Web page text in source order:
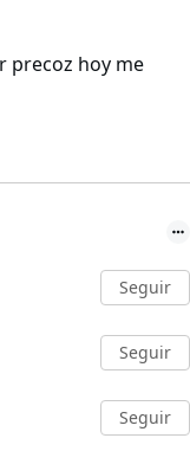
precoz hoy me
Seguir
Seguir
Seguir